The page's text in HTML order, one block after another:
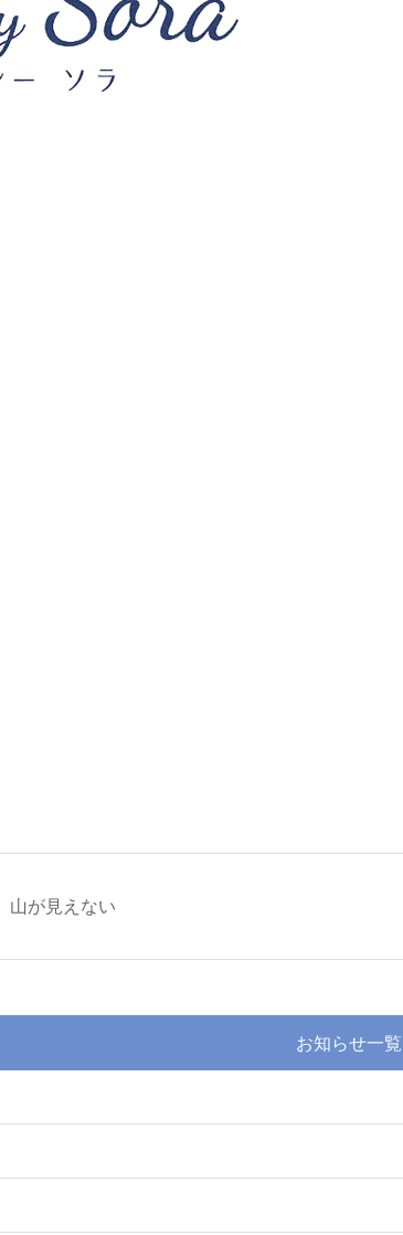
山が見えない
お知らせ一覧